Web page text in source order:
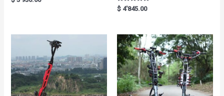
5.00
Rated
5.00
$ 4'845.00